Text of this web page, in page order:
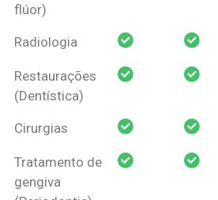
flúor)
Radiologia
Restaurações
(Dentística)
Cirurgias
Tratamento de
gengiva